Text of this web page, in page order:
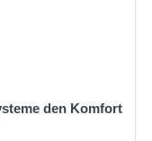
den Komfort